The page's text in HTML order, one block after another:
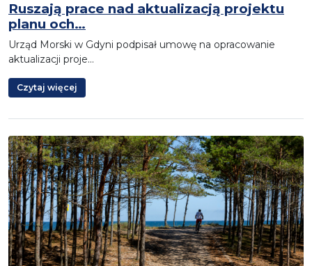
Ruszają prace nad aktualizacją projektu
planu och…
Urząd Morski w Gdyni podpisał umowę na opracowanie
aktualizacji proje…
Czytaj więcej